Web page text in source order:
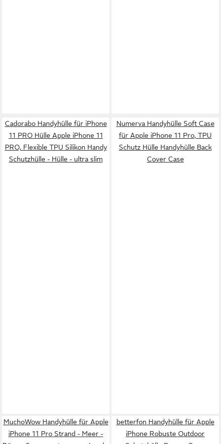
Cadorabo Handyhülle für iPhone
11 PRO Hülle Apple iPhone 11
PRO, Flexible TPU Silikon Handy
Schutzhülle - Hülle - ultra slim
Numerva Handyhülle Soft Case
für Apple iPhone 11 Pro, TPU
Schutz Hülle Handyhülle Back
Cover Case
MuchoWow Handyhülle für Apple
iPhone 11 Pro Strand - Meer -
betterfon Handyhülle für Apple
iPhone Robuste Outdoor